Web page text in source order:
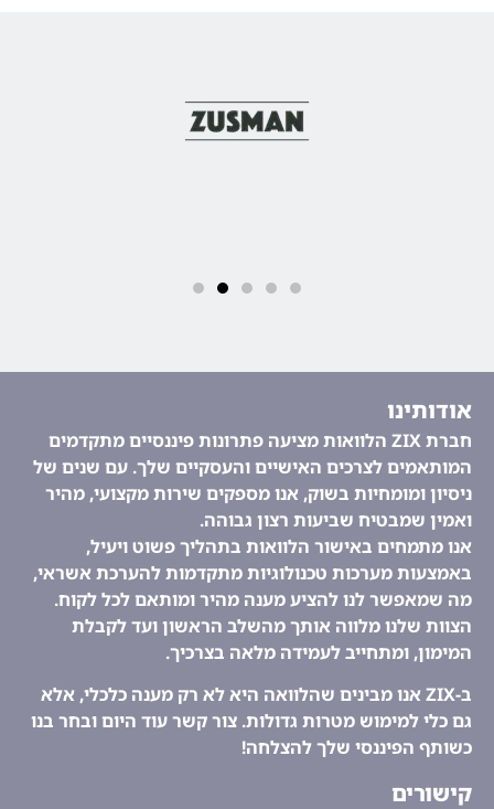
אודותינו
חברת ZIX הלוואות מציעה פתרונות פיננסיים מתקדמים
המותאמים לצרכים האישיים והעסקיים שלך. עם שנים של
ניסיון ומומחיות בשוק, אנו מספקים שירות מקצועי, מהיר
ואמין שמבטיח שביעות רצון גבוהה.
אנו מתמחים באישור הלוואות בתהליך פשוט ויעיל,
באמצעות מערכות טכנולוגיות מתקדמות להערכת אשראי,
מה שמאפשר לנו להציע מענה מהיר ומותאם לכל לקוח.
הצוות שלנו מלווה אותך מהשלב הראשון ועד לקבלת
המימון, ומתחייב לעמידה מלאה בצרכיך.
ב-ZIX אנו מבינים שהלוואה היא לא רק מענה כלכלי, אלא
גם כלי למימוש מטרות גדולות. צור קשר עוד היום ובחר בנו
כשותף הפיננסי שלך להצלחה!
קישורים